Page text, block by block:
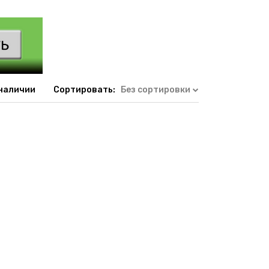
Сортировать: Без сортировки